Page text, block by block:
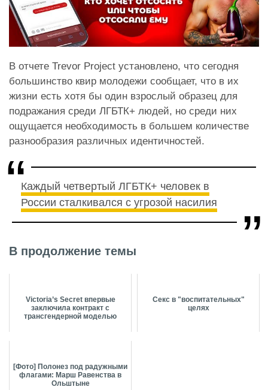
В отчете Trevor Project установлено, что сегодня
большинство квир молодежи сообщает, что в их
жизни есть хотя бы один взрослый образец для
подражания среди ЛГБТК+ людей, но среди них
ощущается необходимость в большем количестве
разнообразия различных идентичностей.
Каждый четвертый ЛГБТК+ человек в
России сталкивался с угрозой насилия
В продолжение темы
Victoria’s Secret впервые
заключила контракт с
трансгендерной моделью
Секс в "воспитательных"
целях
[Фото] Полонез под радужными
флагами: Марш Равенства в
Ольштыне